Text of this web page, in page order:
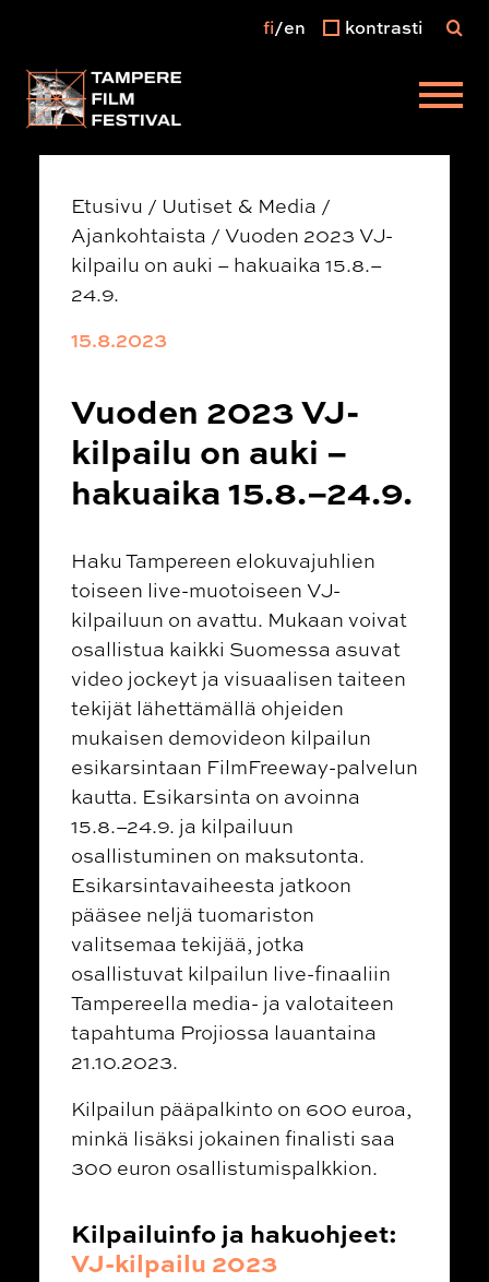
Päävalikko
fi en kontrasti
Etusivu / Uutiset & Media /
Ajankohtaista / Vuoden 2023 VJ-
kilpailu on auki – hakuaika 15.8.–
24.9.
15.8.2023
Vuoden 2023 VJ-
kilpailu on auki –
hakuaika 15.8.–24.9.
Haku Tampereen elokuvajuhlien
toiseen live-muotoiseen VJ-
kilpailuun on avattu. Mukaan voivat
osallistua kaikki Suomessa asuvat
video jockeyt ja visuaalisen taiteen
tekijät lähettämällä ohjeiden
mukaisen demovideon kilpailun
esikarsintaan FilmFreeway-palvelun
kautta. Esikarsinta on avoinna
15.8.–24.9. ja kilpailuun
osallistuminen on maksutonta.
Esikarsintavaiheesta jatkoon
pääsee neljä tuomariston
valitsemaa tekijää, jotka
osallistuvat kilpailun live-finaaliin
Tampereella media- ja valotaiteen
tapahtuma Projiossa lauantaina
21.10.2023.
Kilpailun pääpalkinto on 600 euroa,
minkä lisäksi jokainen finalisti saa
300 euron osallistumispalkkion.
Kilpailuinfo ja hakuohjeet:
VJ-kilpailu 2023